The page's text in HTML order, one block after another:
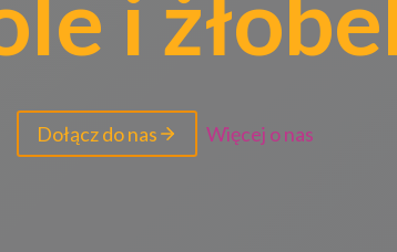
Dołącz do nas Więcej o nas